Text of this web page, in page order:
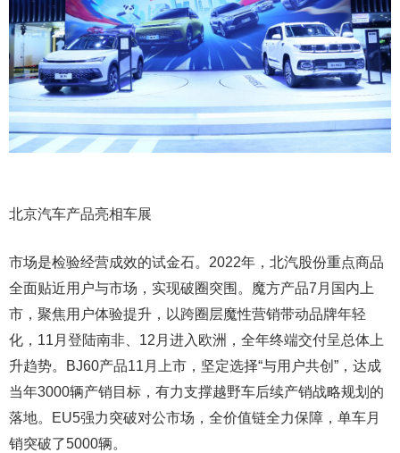
北京汽车产品亮相车展
市场是检验经营成效的试金石。2022年，北汽股份重点商品
全面贴近用户与市场，实现破圈突围。魔方产品7月国内上
市，聚焦用户体验提升，以跨圈层魔性营销带动品牌年轻
化，11月登陆南非、12月进入欧洲，全年终端交付呈总体上
升趋势。BJ60产品11月上市，坚定选择“与用户共创”，达成
当年3000辆产销目标，有力支撑越野车后续产销战略规划的
落地。EU5强力突破对公市场，全价值链全力保障，单车月
销突破了5000辆。